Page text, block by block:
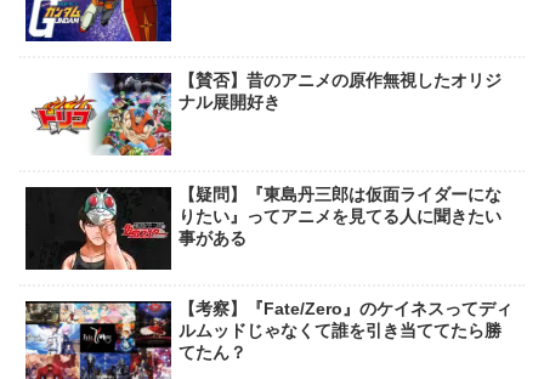
【賛否】昔のアニメの原作無視したオリジ
ナル展開好き
【疑問】『東島丹三郎は仮面ライダーにな
りたい』ってアニメを見てる人に聞きたい
事がある
【考察】『Fate/Zero』のケイネスってディ
ルムッドじゃなくて誰を引き当ててたら勝
てたん？